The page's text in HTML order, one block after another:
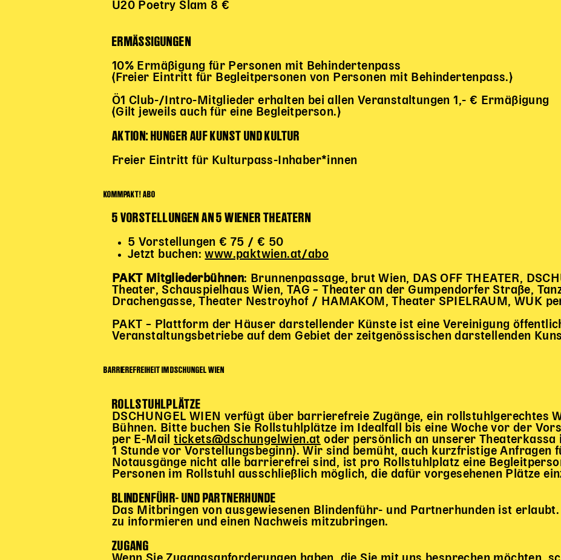
U20 Poetry Slam 8 €
ERMÄSSIGUNGEN
10% Ermäßigung für Personen mit Behindertenpass
(Freier Eintritt für Begleitpersonen von Personen mit Behindertenpass.)
Ö1 Club-/Intro-Mitglieder erhalten bei allen Veranstaltungen 1,- € Ermäßigung
(Gilt jeweils auch für eine Begleitperson.)
AKTION: HUNGER AUF KUNST UND KULTUR
Freier Eintritt für Kulturpass-Inhaber*innen
KOMMPAKT! ABO
5 VORSTELLUNGEN AN 5 WIENER THEATERN
5 Vorstellungen € 75 / € 50
Jetzt buchen:www.paktwien.at/abo
PAKT Mitgliederbühnen: Brunnenpassage, brut Wien, DAS OFF THEATER,
Theater, Schauspielhaus Wien, TAG – Theater an der Gumpendorfer Straße,
Drachengasse, Theater Nestroyhof / HAMAKOM, Theater SPIELRAUM, WUK
PAKT – Plattform der Häuser darstellender Künste ist eine Vereinigung
Veranstaltungsbetriebe auf dem Gebiet der zeitgenössischen darstellenden
BARRIEREFREIHEIT IM DSCHUNGEL WIEN
ROLLSTUHLPLÄTZE
DSCHUNGEL WIEN verfügt über barrierefreie Zugänge, ein rollstuhlgerechtes
Bühnen. Bitte buchen Sie Rollstuhlplätze im Idealfall bis eine Woche vor der
per E-Mailtickets@dschungelwien.at oder persönlich an unserer Theaterkassa
1 Stunde vor Vorstellungsbeginn). Wir sind bemüht, auch kurzfristige Anfragen
Notausgänge nicht alle barrierefrei sind, ist pro Rollstuhlplatz eine
Personen im Rollstuhl ausschließlich möglich, die dafür vorgesehenen Plätze
BLINDENFÜHR- UND PARTNERHUNDE
Das Mitbringen von ausgewiesenen Blindenführ- und Partnerhunden ist
zu informieren und einen Nachweis mitzubringen.
ZUGANG